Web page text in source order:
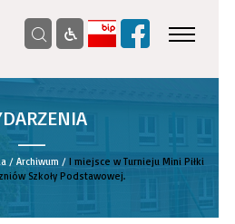
__
/ Archiwum / I miejsce w Turnieju Mini Piłki
Szkoły Podstawowej.